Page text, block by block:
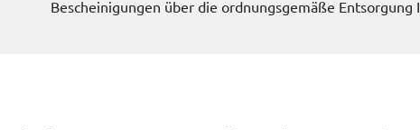
Bescheinigungen über die ordnungsgemäße